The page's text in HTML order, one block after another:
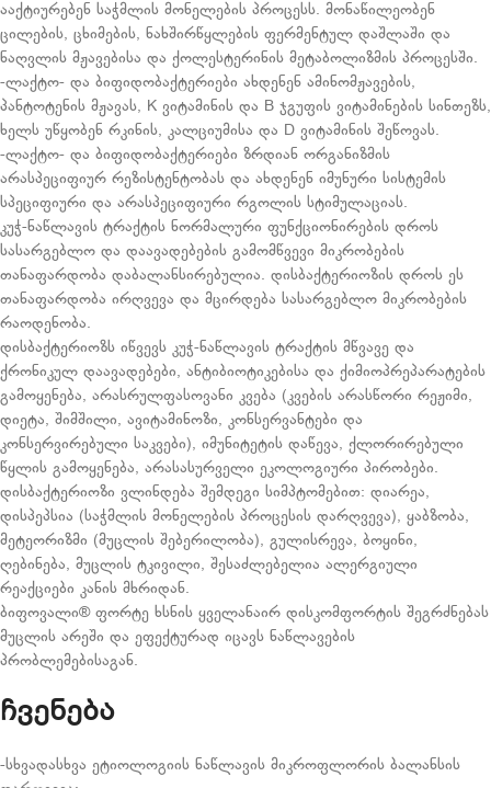
ააქტიურებენ საჭმლის მონელების პროცესს. მონაწილეობენ
ცილების, ცხიმების, ნახშირწყლების ფერმენტულ დაშლაში და
ნაღვლის მჟავებისა და ქოლესტერინის მეტაბოლიზმის პროცესში.
-ლაქტო- და ბიფიდობაქტერიები ახდენენ ამინომჟავების,
პანტოტენის მჟავას, K ვიტამინის და B ჯგუფის ვიტამინების სინთეზს,
ხელს უწყობენ რკინის, კალციუმისა და D ვიტამინის შეწოვას.
-ლაქტო- და ბიფიდობაქტერიები ზრდიან ორგანიზმის
არასპეციფიურ რეზისტენტობას და ახდენენ იმუნური სისტემის
სპეციფიური და არასპეციფიური რგოლის სტიმულაციას.
კუჭ-ნაწლავის ტრაქტის ნორმალური ფუნქციონირების დროს
სასარგებლო და დაავადებების გამომწვევი მიკრობების
თანაფარდობა დაბალანსირებულია. დისბაქტერიოზის დროს ეს
თანაფარდობა ირღვევა და მცირდება სასარგებლო მიკრობების
რაოდენობა.
დისბაქტერიოზს იწვევს კუჭ-ნაწლავის ტრაქტის მწვავე და
ქრონიკულ დაავადებები, ანტიბიოტიკებისა და ქიმიოპრეპარატების
გამოყენება, არასრულფასოვანი კვება (კვების არასწორი რეჟიმი,
დიეტა, შიმშილი, ავიტამინოზი, კონსერვანტები და
კონსერვირებული საკვები), იმუნიტეტის დაწევა, ქლორირებული
წყლის გამოყენება, არასასურველი ეკოლოგიური პირობები.
დისბაქტერიოზი ვლინდება შემდეგი სიმპტომებით: დიარეა,
დისპეპსია (საჭმლის მონელების პროცესის დარღვევა), ყაბზობა,
მეტეორიზმი (მუცლის შებერილობა), გულისრევა, ბოყინი,
ღებინება, მუცლის ტკივილი, შესაძლებელია ალერგიული
რეაქციები კანის მხრიდან.
ბიფოვალი® ფორტე ხსნის ყველანაირ დისკომფორტის შეგრძნებას
მუცლის არეში და ეფექტურად იცავს ნაწლავების
პრობლემებისაგან.
ჩვენება
-სხვადასხვა ეტიოლოგიის ნაწლავის მიკროფლორის ბალანსის